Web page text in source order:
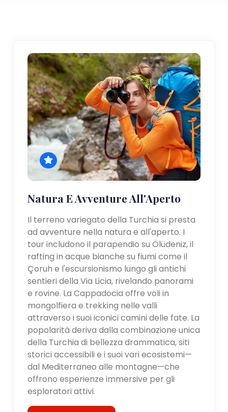
Natura E Avventure All'Aperto
Il terreno variegato della Turchia si presta
ad avventure nella natura e all'aperto. I
tour includono il parapendio su Ölüdeniz, il
rafting in acque bianche su fiumi come il
Çoruh e l'escursionismo lungo gli antichi
sentieri della Via Licia, rivelando panorami
e rovine. La Cappadocia offre voli in
mongolfiera e trekking nelle valli
attraverso i suoi iconici camini delle fate. La
popolarità deriva dalla combinazione unica
della Turchia di bellezza drammatica, siti
storici accessibili e i suoi vari ecosistemi—
dal Mediterraneo alle montagne—che
offrono esperienze immersive per gli
esploratori attivi.